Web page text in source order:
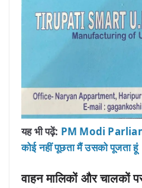
यह भी पढ़ें: PM Modi
कोई नहीं पूछता मैं उसको पूजता हूं
वाहन मालिकों और चालकों